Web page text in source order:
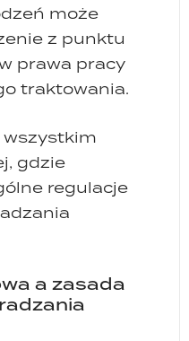
może
z punktu
prawa pracy
traktowania.
gdzie
regulacje
a zasada